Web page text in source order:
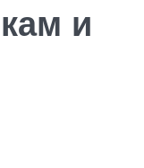
и